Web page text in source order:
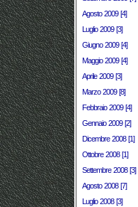
Agosto 2009 [4]
Luglio 2009 [3]
Giugno 2009 [4]
Maggio 2009 [4]
Aprile 2009 [3]
Marzo 2009 [8]
Febbraio 2009 [4]
Gennaio 2009 [2]
Dicembre 2008 [1]
Ottobre 2008 [1]
Settembre 2008 [3]
Agosto 2008 [7]
Luglio 2008 [3]